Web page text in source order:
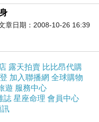
章日期：2008-10-26 16:39
露天拍賣 比比昂代購
加入聯播網 全球購物
遊 服務中心
誌 星座命理 會員中心
訊